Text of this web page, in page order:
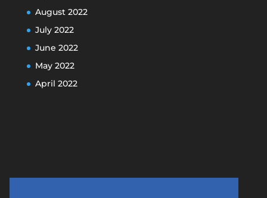
August 2022
July 2022
June 2022
May 2022
April 2022